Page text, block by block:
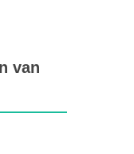
van